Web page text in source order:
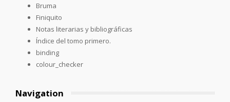
Bruma
Finiquito
Notas literarias y bibliográficas
Índice del tomo primero.
binding
colour_checker
Navigation